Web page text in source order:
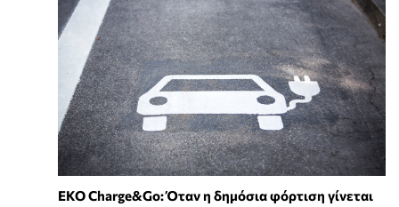
EKO Charge&Go: Όταν η δημόσια φόρτιση γίνεται